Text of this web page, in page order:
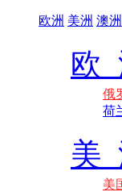
欧洲 美洲 澳洲
欧
俄
荷
美
美